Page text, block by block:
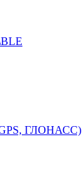
ГЛОНАСС)